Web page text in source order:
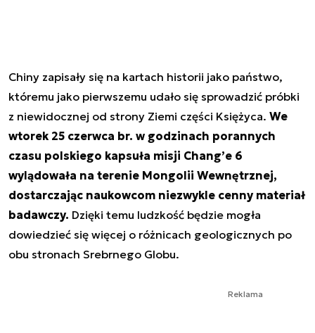
Chiny zapisały się na kartach historii jako państwo,
któremu jako pierwszemu udało się sprowadzić próbki
z niewidocznej od strony Ziemi części Księżyca. We
wtorek 25 czerwca br. w godzinach porannych
czasu polskiego kapsuła misji Chang’e 6
wylądowała na terenie Mongolii Wewnętrznej,
dostarczając naukowcom niezwykle cenny materiał
badawczy. Dzięki temu ludzkość będzie mogła
dowiedzieć się więcej o różnicach geologicznych po
obu stronach Srebrnego Globu.
Reklama